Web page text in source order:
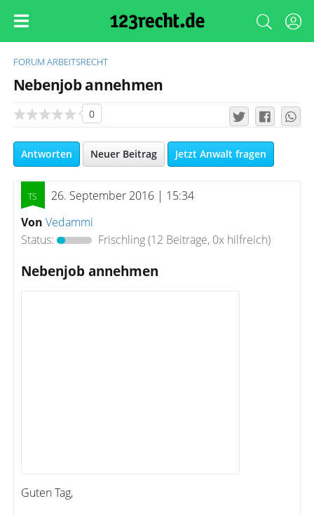
FORUM ARBEITSRECHT
Nebenjob annehmen
0
Antworten Neuer Beitrag Jetzt Anwalt fragen
26. September 2016 | 15:34
Von Vedammi
Status:
Frischling(12 Beiträge, 0x hilfreich)
Nebenjob annehmen
Guten Tag,